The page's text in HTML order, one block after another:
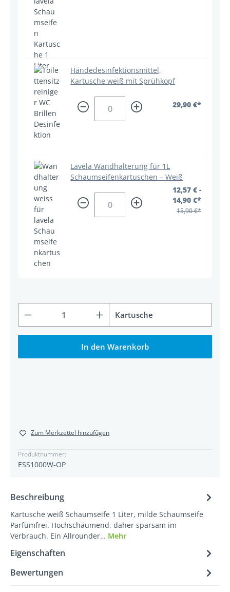
Händedesinfektionsmittel,
Kartusche weiß mit Sprühkopf
29,90 €*
Lavela Wandhalterung für 1L
Schaumseifenkartuschen – Weiß
12,57 € -
14,90 €*
15,90 €*
Produkt Anzahl: Gib den gewünschten Wert
Kartusche
In den Warenkorb
Zum Merkzettel hinzufügen
Produktnummer:
ESS1000W-OP
Beschreibung
Kartusche weiß Schaumseife 1 Liter, milde Schaumseife
Parfümfrei. Hochschäumend, daher sparsam im
Verbrauch. Ein Allrounder… Mehr
Eigenschaften
Bewertungen